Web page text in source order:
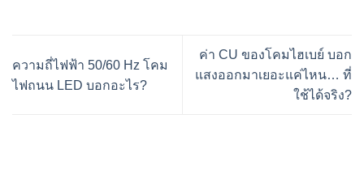
ความถี่ไฟฟ้า 50/60 Hz โคม
ไฟถนน LED บอกอะไร?
ค่า CU ของโคมไฮเบย์ บอก
แสงออกมาเยอะแค่ไหน… ที่
ใช้ได้จริง?